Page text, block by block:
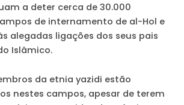
a deter cerca de 30.000
de internamento de al-Hol e
alegadas ligações dos seus pais
Islâmico.
da etnia yazidi estão
nestes campos, apesar de terem